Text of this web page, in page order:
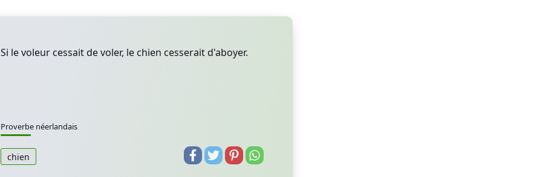
Si le voleur cessait de voler, le chien cesserait d'aboyer.
Proverbe néerlandais
chien